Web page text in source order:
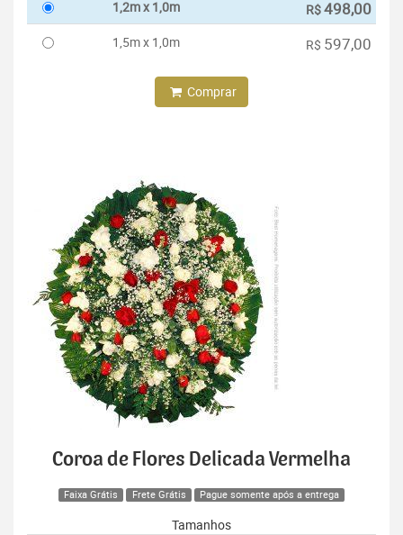
1,2m x 1,0m R$498,00
1,5m x 1,0m R$ 597,00
Comprar
Coroa de Flores Delicada Vermelha
Faixa Grátis Frete Grátis Pague somente após a entrega
Tamanhos